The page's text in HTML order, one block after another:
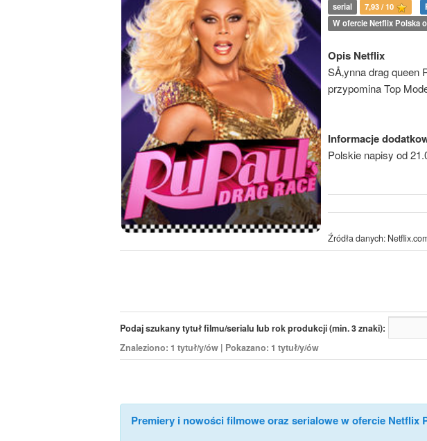
serial 7,93 / 10
W ofercie Netflix Polska
Opis Netflix
SÅ‚ynna drag
przypomina Top
Informacje
Polskie napisy od
Źródła danych:
Podaj szukany tytuł filmu/serialu lub rok produkcji (min. 3 znaki):
Znaleziono: 1 tytuł/y/ów | Pokazano: 1 tytuł/y/ów
Premiery i nowości filmowe oraz serialowe w ofercie Netflix